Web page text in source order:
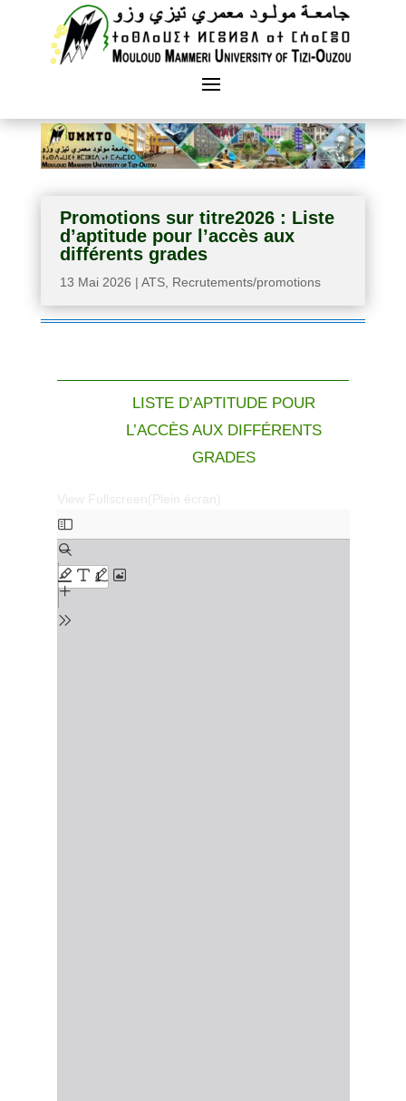
Promotions sur titre2026 : Liste
d’aptitude pour l’accès aux
différents grades
13 Mai 2026 | ATS, Recrutements/promotions
LISTE D’APTITUDE POUR
L’ACCÈS AUX DIFFÉRENTS
GRADES
Aller
au
contenu
PDF